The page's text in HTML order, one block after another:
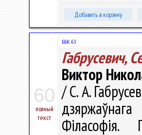
Добавить в корзину
60
полный
текст
ББК 63.
Габрусевич,
Виктор
/ С. А.
Філасофія.